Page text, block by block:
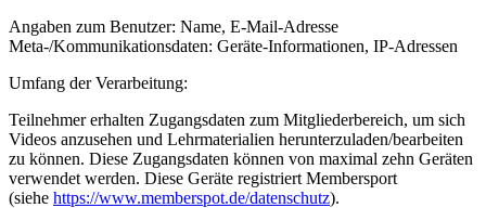
Angaben zum Benutzer: Name, E-Mail-Adresse
Meta-/Kommunikationsdaten: Geräte-Informationen, IP-Adressen
Umfang der Verarbeitung:
Teilnehmer erhalten Zugangsdaten zum Mitgliederbereich, um sich
Videos anzusehen und Lehrmaterialien herunterzuladen/bearbeiten
zu können. Diese Zugangsdaten können von maximal zehn Geräten
verwendet werden. Diese Geräte registriert Membersport
(siehe https://www.memberspot.de/datenschutz).